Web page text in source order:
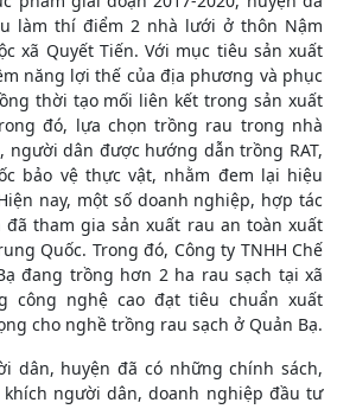
làm thí điểm 2 nhà lưới ở thôn Nậm
xã Quyết Tiến. Với mục tiêu sản xuất
năng lợi thế của địa phương và phục
thời tạo mối liên kết trong sản xuất
đó, lựa chọn trồng rau trong nhà
dân được hướng dẫn trồng RAT,
bảo vệ thực vật, nhằm đem lại hiệu
nay, một số doanh nghiệp, hợp tác
tham gia sản xuất rau an toàn xuất
Quốc. Trong đó, Công ty TNHH Chế
đang trồng hơn 2 ha rau sạch tại xã
công nghệ cao đạt tiêu chuẩn xuất
cho nghề trồng rau sạch ở Quản Bạ.
dân, huyện đã có những chính sách,
người dân, doanh nghiệp đầu tư